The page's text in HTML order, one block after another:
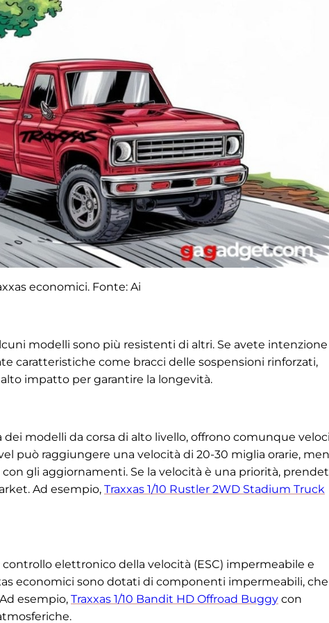
economici. Fonte: Ai
modelli sono più resistenti di altri. Se avete
caratteristiche come bracci delle sospensioni rinforzati,
impatto per garantire la longevità.
modelli da corsa di alto livello, offrono comunque
può raggiungere una velocità di 20-30 miglia orarie,
gli aggiornamenti. Se la velocità è una priorità,
Ad esempio, Traxxas 1/10 Rustler 2WD Stadium Truck
elettronico della velocità (ESC) impermeabile e
economici sono dotati di componenti impermeabili,
esempio, Traxxas 1/10 Bandit HD Offroad Buggy con